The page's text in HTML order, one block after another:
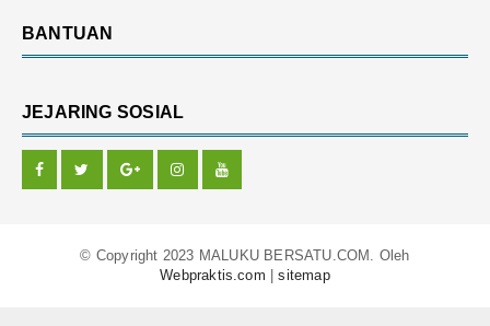
BANTUAN
JEJARING SOSIAL
© Copyright 2023 MALUKU BERSATU.COM. Oleh
Webpraktis.com |sitemap